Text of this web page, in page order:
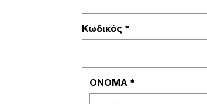
Κωδικός *
ΟΝΟΜΑ *